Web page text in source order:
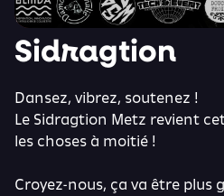
Sidragtion
Dansez, vibrez, soutenez !
Le Sidragtion Metz revient
les choses à moitié !
Croyez-nous, ça va être plus